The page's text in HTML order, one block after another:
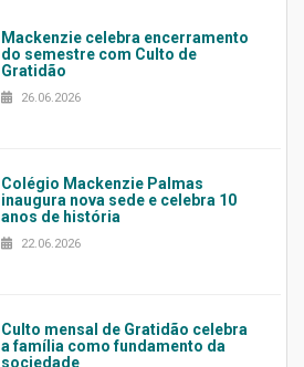
Mackenzie celebra encerramento
do semestre com Culto de
Gratidão
26.06.2026
Colégio Mackenzie Palmas
inaugura nova sede e celebra 10
anos de história
22.06.2026
Culto mensal de Gratidão celebra
a família como fundamento da
sociedade